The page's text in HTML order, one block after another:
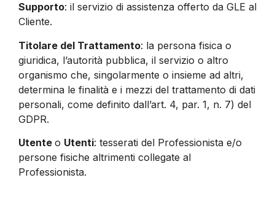
Supporto: il servizio di assistenza offerto da GLE al
Cliente.
Titolare del Trattamento: la persona fisica o
giuridica, l’autorità pubblica, il servizio o altro
organismo che, singolarmente o insieme ad altri,
determina le finalità e i mezzi del trattamento di dati
personali, come definito dall’art. 4, par. 1, n. 7) del
GDPR.
Utente o Utenti: tesserati del Professionista e/o
persone fisiche altrimenti collegate al
Professionista.